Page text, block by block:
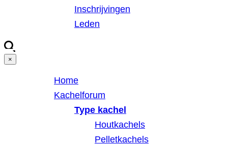
Inschrijvingen
Leden
×
Home
Kachelforum
Type kachel
Houtkachels
Pelletkachels